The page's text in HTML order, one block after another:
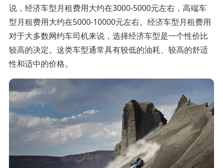
说，经济车型月租费用大约在3000-5000元左右，高端车
型月租费用大约在5000-10000元左右。经济车型月租费用
对于大多数网约车司机来说，选择经济车型是一个性价比
较高的决定。这类车型通常具有较低的油耗、较高的舒适
性和适中的价格。